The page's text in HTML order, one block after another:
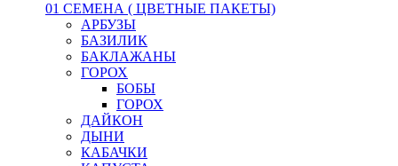
01 СЕМЕНА ( ЦВЕТНЫЕ ПАКЕТЫ)
АРБУЗЫ
БАЗИЛИК
БАКЛАЖАНЫ
ГОРОХ
БОБЫ
ГОРОХ
ДАЙКОН
ДЫНИ
КАБАЧКИ